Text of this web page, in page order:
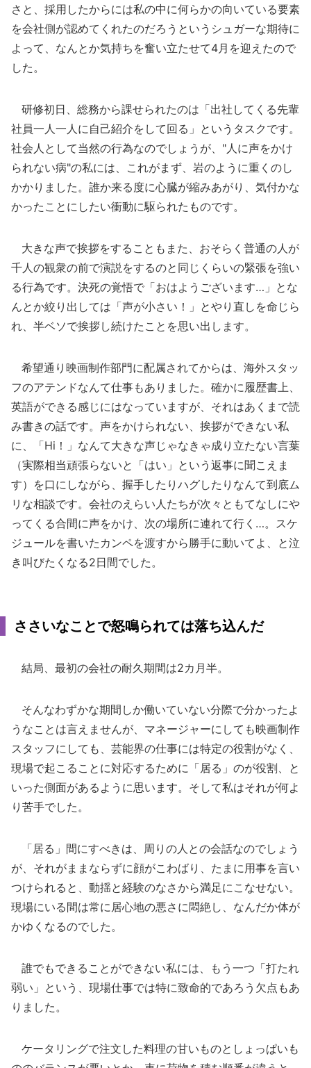
さと、採用したからには私の中に何らかの向いている要素
を会社側が認めてくれたのだろうというシュガーな期待に
よって、なんとか気持ちを奮い立たせて4月を迎えたので
した。
研修初日、総務から課せられたのは「出社してくる先輩
社員一人一人に自己紹介をして回る」というタスクです。
社会人として当然の行為なのでしょうが、"人に声をかけ
られない病"の私には、これがまず、岩のように重くのし
かかりました。誰か来る度に心臓が縮みあがり、気付かな
かったことにしたい衝動に駆られたものです。
大きな声で挨拶をすることもまた、おそらく普通の人が
千人の観衆の前で演説をするのと同じくらいの緊張を強い
る行為です。決死の覚悟で「おはようございます…」とな
んとか絞り出しては「声が小さい！」とやり直しを命じら
れ、半ベソで挨拶し続けたことを思い出します。
希望通り映画制作部門に配属されてからは、海外スタッ
フのアテンドなんて仕事もありました。確かに履歴書上、
英語ができる感じにはなっていますが、それはあくまで読
み書きの話です。声をかけられない、挨拶ができない私
に、「Hi！」なんて大きな声じゃなきゃ成り立たない言葉
（実際相当頑張らないと「はい」という返事に聞こえま
す）を口にしながら、握手したりハグしたりなんて到底ム
リな相談です。会社のえらい人たちが次々ともてなしにや
ってくる合間に声をかけ、次の場所に連れて行く…。スケ
ジュールを書いたカンペを渡すから勝手に動いてよ、と泣
き叫びたくなる2日間でした。
ささいなことで怒鳴られては落ち込んだ
結局、最初の会社の耐久期間は2カ月半。
そんなわずかな期間しか働いていない分際で分かったよ
うなことは言えませんが、マネージャーにしても映画制作
スタッフにしても、芸能界の仕事には特定の役割がなく、
現場で起こることに対応するために「居る」のが役割、と
いった側面があるように思います。そして私はそれが何よ
り苦手でした。
「居る」間にすべきは、周りの人との会話なのでしょう
が、それがままならずに顔がこわばり、たまに用事を言い
つけられると、動揺と経験のなさから満足にこなせない。
現場にいる間は常に居心地の悪さに悶絶し、なんだか体が
かゆくなるのでした。
誰でもできることができない私には、もう一つ「打たれ
弱い」という、現場仕事では特に致命的であろう欠点もあ
りました。
ケータリングで注文した料理の甘いものとしょっぱいも